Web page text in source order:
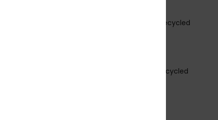
ECO STRETCH - 87% gerecycled
ECO EXTEND - 100% gerecycled